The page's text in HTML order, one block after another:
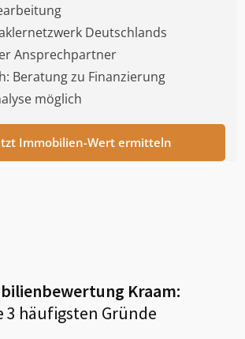
Deutschlands
Ansprechpartner
Beratung zu Finanzierung
möglich
Immobilien-Wert ermitteln
Kraam:
3 häufigsten Gründe